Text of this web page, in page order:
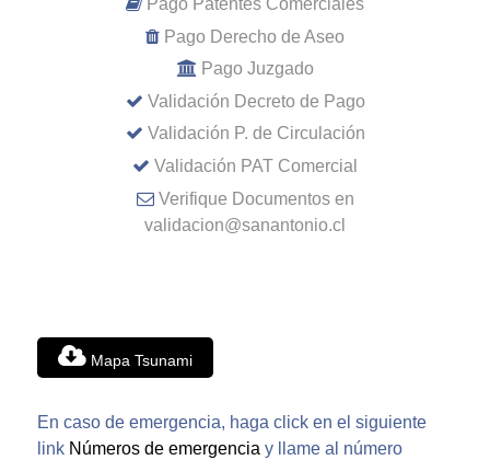
Pago Patentes Comerciales
Pago Derecho de Aseo
Pago Juzgado
Validación Decreto de Pago
Validación P. de Circulación
Validación PAT Comercial
Verifique Documentos en
validacion@sanantonio.cl
Mapa Tsunami
En caso de emergencia, haga click en el siguiente
link Números de emergencia y llame al número